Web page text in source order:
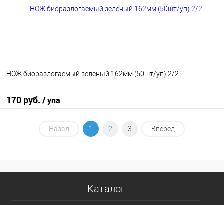
НОЖ биоразлогаемый зеленый 162мм (50шт/уп) 2/2
170 руб. / упа
В корзину
Назад 1 2 3 Вперед
Каталог